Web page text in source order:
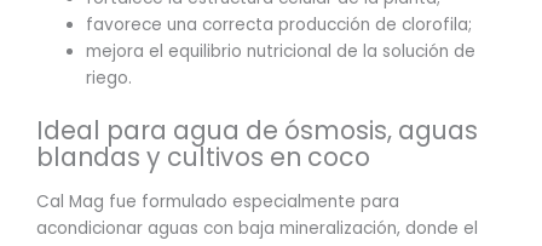
favorece una correcta producción de clorofila;
mejora el equilibrio nutricional de la solución de
riego.
Ideal para agua de ósmosis, aguas
blandas y cultivos en coco
Cal Mag fue formulado especialmente para
acondicionar aguas con baja mineralización, donde el